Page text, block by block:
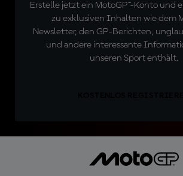
Erstelle jetzt ein MotoGP™-Konto und
zu exklusiven Inhalten wie dem
Newsletter, den GP-Berichten,
und andere interessante
unseren Sport enthält.